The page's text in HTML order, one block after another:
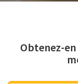
Obtenez-